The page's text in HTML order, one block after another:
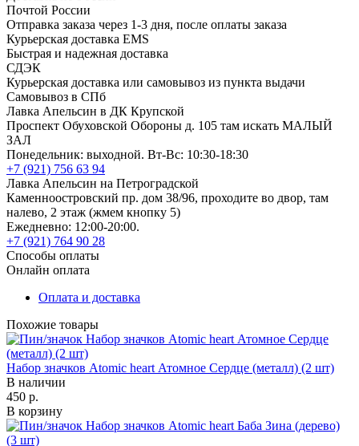
Почтой России
Отправка заказа через 1-3 дня, после оплаты заказа
Курьерская доставка EMS
Быстрая и надежная доставка
СДЭК
Курьерская доставка или самовывоз из пункта выдачи
Самовывоз в СПб
Лавка Апельсин в ДК Крупской
Проспект Обуховской Обороны д. 105 там искать МАЛЫЙ
ЗАЛ
Понедельник: выходной. Вт-Вс: 10:30-18:30
+7 (921) 756 63 94
Лавка Апельсин на Петроградской
Каменноостровский пр. дом 38/96, проходите во двор, там
налево, 2 этаж (жмем кнопку 5)
Ежедневно: 12:00-20:00.
+7 (921) 764 90 28
Способы оплаты
Онлайн оплата
Оплата и доставка
Похожие товары
Набор значков Atomic heart Атомное Сердце (металл) (2 шт)
В наличии
450 р.
В корзину